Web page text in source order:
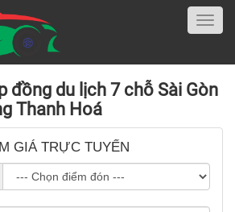
đồng du lịch 7 chỗ Sài Gòn
Thanh Hoá
GIÁ TRỰC TUYẾN